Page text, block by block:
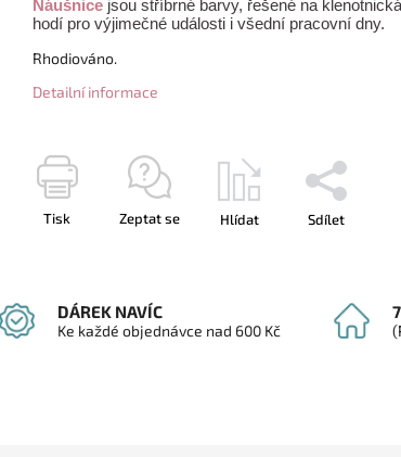
Náušnice jsou stříbrné barvy, řešené na
hodí pro výjimečné události i všední pracovní dny.
Rhodiováno.
Detailní informace
Tisk Zeptat se Hlídat Sdílet
DÁREK NAVÍC
Ke každé objednávce nad 600 Kč